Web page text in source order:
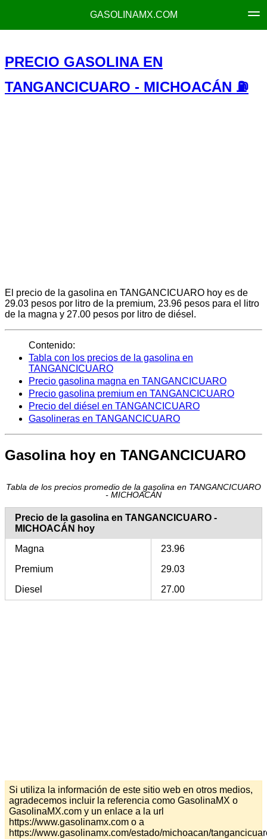
GASOLINAMX.COM
PRECIO GASOLINA EN
TANGANCICUARO - MICHOACÁN ⛽
El precio de la gasolina en TANGANCICUARO hoy es de
29.03 pesos por litro de la premium, 23.96 pesos para el litro
de la magna y 27.00 pesos por litro de diésel.
Contenido:
Tabla con los precios de la gasolina en
TANGANCICUARO
Precio gasolina magna en TANGANCICUARO
Precio gasolina premium en TANGANCICUARO
Precio del diésel en TANGANCICUARO
Gasolineras en TANGANCICUARO
Gasolina hoy en TANGANCICUARO
Tabla de los precios promedio de la gasolina en TANGANCICUARO
- MICHOACÁN
Precio de la gasolina en TANGANCICUARO -
MICHOACÁN hoy
Magna
23.96
Premium
29.03
Diesel
27.00
Si utiliza la información de este sitio web en otros medios,
agradecemos incluir la referencia como GasolinaMX o
GasolinaMX.com y un enlace a la url
https://www.gasolinamx.com o a
https://www.gasolinamx.com/estado/michoacan/